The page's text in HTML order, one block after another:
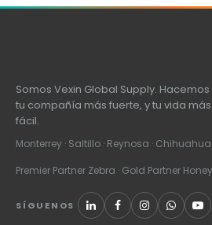
Somos Vexin Global Supply. Hacemos
tu compañía más fuerte, y tu vida más
fácil.
Monterrey · Saltillo · Reynosa · Chihuahua
Premier Partner Zebra · Gold Partner
SÍGUENOS